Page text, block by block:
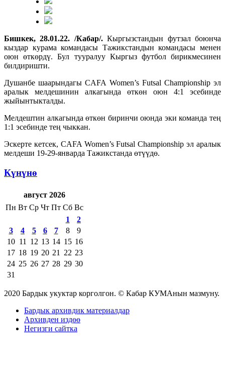
Бишкек, 28.01.22. /Кабар/.Кыргызстандын футзал боюнча
кыздар курама командасы Тажикстандын командасы менен
оюн өткөрдү. Бул тууралуу Кыргыз футбол бирикмесинен
билдиришти.
Душанбе шаарындагы CAFA Women’s Futsal Championship эл
аралык мелдешинин алкагында өткөн оюн 4:1 эсебинде
жыйынтыкталды.
Мелдештин алкагында өткөн биринчи оюнда эки команда тең
1:1 эсебинде тең чыккан.
Эскерте кетсек, CAFA Women’s Futsal Championship эл аралык
мелдеши 19-29-январда Тажикстанда өтүүдө.
Күнүнө
август 2026
Пн Вт Ср Чт Пт Сб Вс
1
2
3
4 5 6 7 8
9
10 11 12 13 14 15 16
17 18 19 20 21 22 23
24 25 26 27 28 29 30
31
2020 Бардык укуктар корголгон. © Кабар КУМАнын мазмуну.
Бардык архивдик материалдар
Архивден издөө
Негизги сайтка